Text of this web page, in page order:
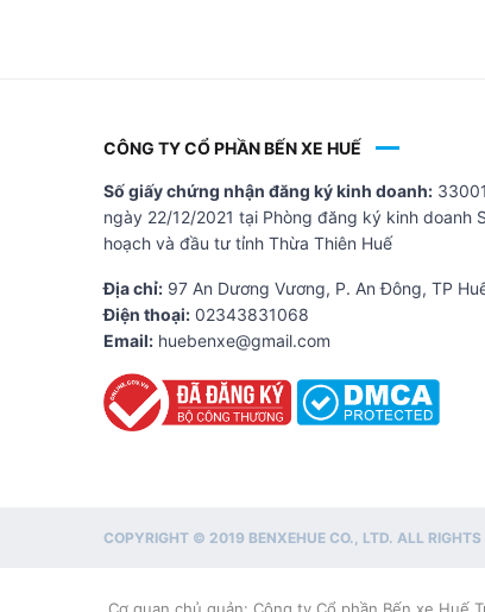
CÔNG TY CỔ PHẦN BẾN XE HUẾ
Số giấy chứng nhận đăng ký kinh doanh:
ngày 22/12/2021 tại Phòng đăng ký kinh doanh
hoạch và đầu tư tỉnh Thừa Thiên Huế
Địa chỉ: 97 An Dương Vương, P. An Đông, TP
Điện thoại: 02343831068
Email: huebenxe@gmail.com
COPYRIGHT © 2019 BENXEHUE CO., LTD. ALL RIGHTS
Cơ quan chủ quản: Công ty Cổ phần Bến xe Huế